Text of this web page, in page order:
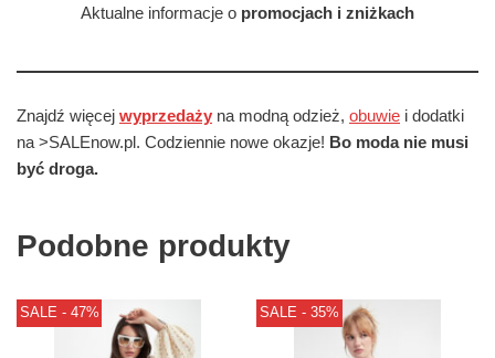
Aktualne informacje o promocjach i zniżkach
Znajdź więcej wyprzedaży na modną odzież, obuwie i dodatki
na >SALEnow.pl. Codziennie nowe okazje! Bo moda nie musi
być droga.
Podobne produkty
SALE - 47% SALE - 35%